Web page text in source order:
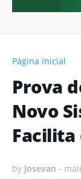
Página inicial
Prova
Novo
Facilita
by Josevan -